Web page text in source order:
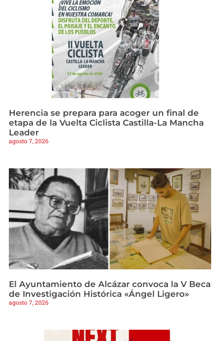
Herencia se prepara para acoger un final de
etapa de la Vuelta Ciclista Castilla-La Mancha
Leader
agosto 7, 2026
El Ayuntamiento de Alcázar convoca la V Beca
de Investigación Histórica «Ángel Ligero»
agosto 7, 2026